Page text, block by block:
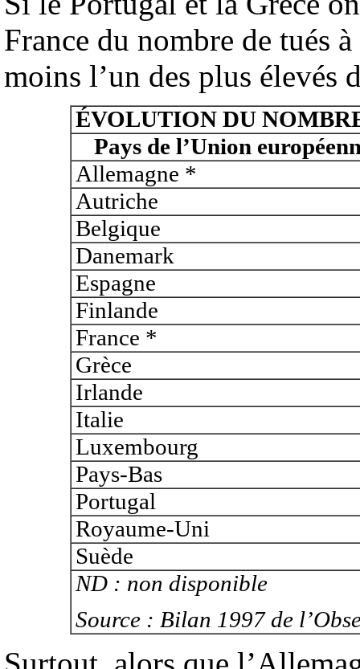
France du nombre de tués
moins l’un des plus élevés
ÉVOLUTION DU
Pays de l’Union
Allemagne *
Autriche
Belgique
Danemark
Espagne
Finlande
France *
Grèce
Irlande
Italie
Luxembourg
Pays-Bas
Portugal
Royaume-Uni
Suède
ND : non disponible
Source : Bilan 1997 de